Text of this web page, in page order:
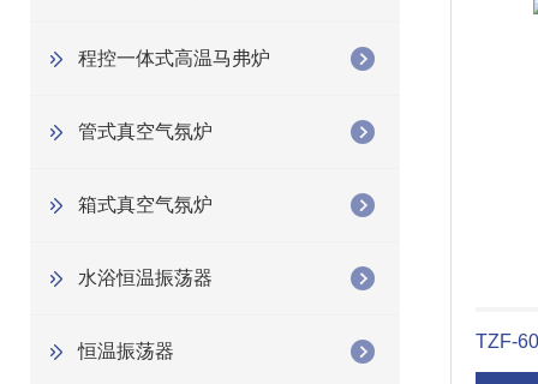
程控一体式高温马弗炉
管式真空气氛炉
箱式真空气氛炉
水浴恒温振荡器
恒温振荡器 TZF-